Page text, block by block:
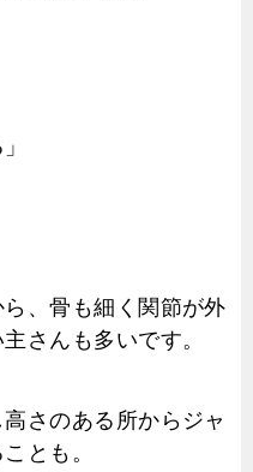
、骨も細く関節が外
さんも多いです。
さのある所からジャ
とも。